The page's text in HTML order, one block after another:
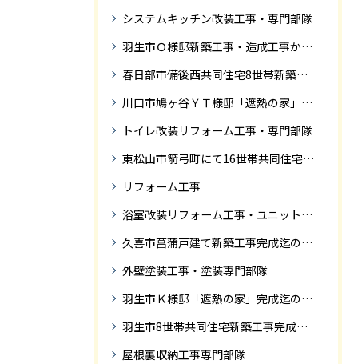
システムキッチン改装工事・専門部隊
羽生市Ｏ様邸新築工事・造成工事から住宅完成までの紹介
春日部市備後西共同住宅8世帯新築工事完成迄の紹介です。
川口市鳩ヶ谷ＹＴ様邸「遮熱の家」工事状況
トイレ改装リフォーム工事・専門部隊
東松山市箭弓町にて16世帯共同住宅新築工事完成迄の紹介です。
リフォーム工事
浴室改装リフォーム工事・ユニットバス専門部隊
久喜市菖蒲戸建て新築工事完成迄の紹介
外壁塗装工事・塗装専門部隊
羽生市Ｋ様邸「遮熱の家」完成迄の紹介です
羽生市8世帯共同住宅新築工事完成迄の紹介
屋根裏収納工事専門部隊